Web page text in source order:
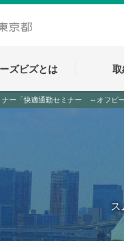
ズビズとは
ナー「快適通勤セミナー ～オフピ